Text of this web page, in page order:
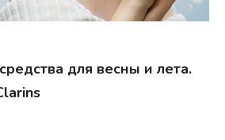
для весны и лета.